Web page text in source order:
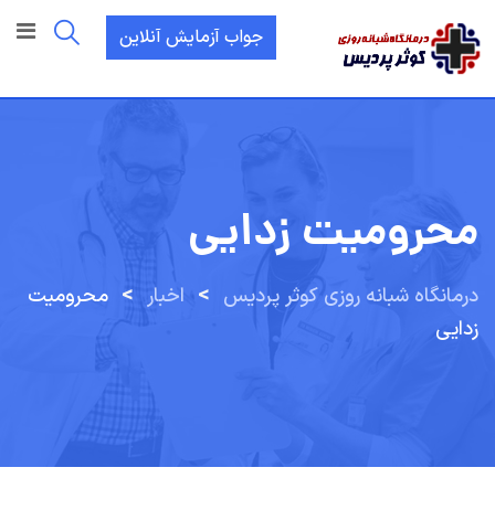
جواب آزمایش آنلاین
محرومیت زدایی
درمانگاه شبانه روزی کوثر پردیس > اخبار > محرومیت
زدایی